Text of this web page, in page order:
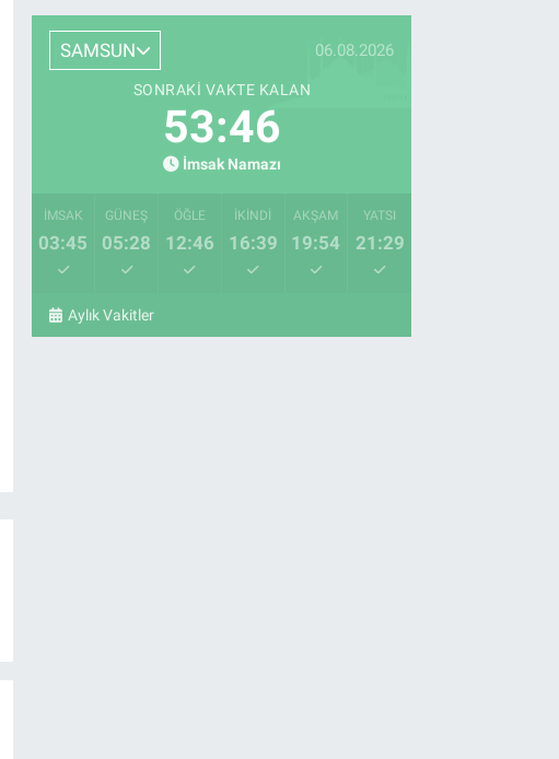
SAMSUN 06.08.2026
SONRAKI VAKTE KALAN
53:45
İmsak Namazı
İMSAK
03:45
GÜNEŞ
05:28
ÖĞLE
12:46
İKINDI
16:39
AKŞAM
19:54
YATSI
21:29
Aylık Vakitler